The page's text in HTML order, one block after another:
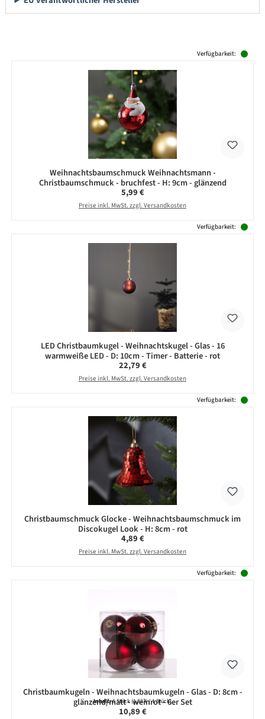
Verfügbarkeit:
Weihnachtsbaumschmuck Weihnachtsmann -
Christbaumschmuck - bruchfest - H: 9cm - glänzend
Regulärer Preis:
5,99 €
Preise inkl. MwSt. zzgl. Versandkosten
Verfügbarkeit:
LED Christbaumkugel - Weihnachtskugel - Glas - 16
warmweiße LED - D: 10cm - Timer - Batterie - rot
Regulärer Preis:
22,79 €
Preise inkl. MwSt. zzgl. Versandkosten
Verfügbarkeit:
Christbaumschmuck Glocke - Weihnachtsbaumschmuck im
Discokugel Look - H: 8cm - rot
Regulärer Preis:
4,89 €
Preise inkl. MwSt. zzgl. Versandkosten
Verfügbarkeit:
Christbaumkugeln - Weihnachtsbaumkugeln - Glas - D: 8cm -
glänzend/matt - weinrot - 6er Set
Inhalt:6 Stück(1,82 € / 1 Stück)
Regulärer Preis:
10,89 €